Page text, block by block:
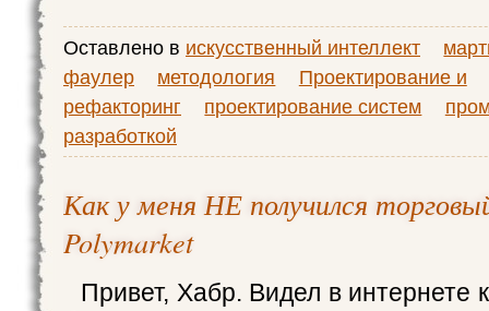
Оставлено в искусственный интеллект
фаулер
методология
Проектирование и
рефакторинг
проектирование систем
разработкой
Как у меня НЕ получился
Polymarket
Привет, Хабр. Видел в интернете